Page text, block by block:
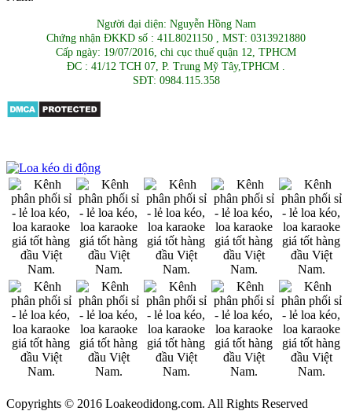
Người đại diện: Nguyễn Hồng Nam
Chứng nhận ĐKKD số : 41L8021150 , MST: 0313921880
Cấp ngày: 19/07/2016, chi cục thuế quận 12, TPHCM
ĐC : 41/12 TCH 07, P. Trung Mỹ Tây,TPHCM .
SĐT: 0984.115.358
Copyrights © 2016 Loakeodidong.com. All Rights Reserved